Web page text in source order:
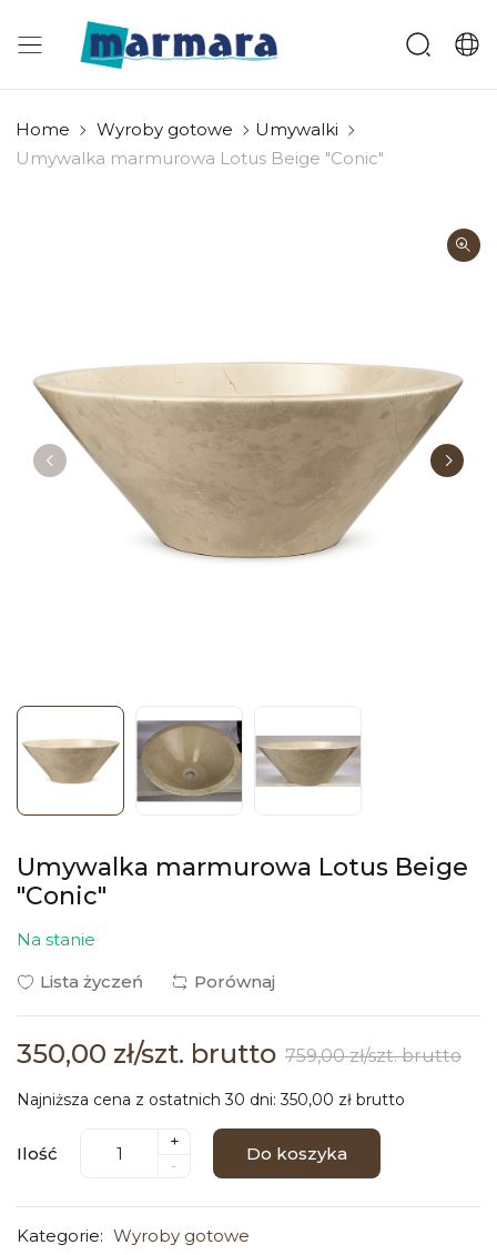
Home Wyroby gotowe
Umywalki
Umywalka marmurowa Lotus Beige "Conic"
Umywalka marmurowa Lotus Beige
"Conic"
Na stanie
Lista życzeń
Porównaj
350,00 zł/szt. brutto 759,00 zł/szt. brutto
Najniższa cena z ostatnich 30 dni: 350,00 zł brutto
Ilość
+
-
Do koszyka
Kategorie: Wyroby gotowe